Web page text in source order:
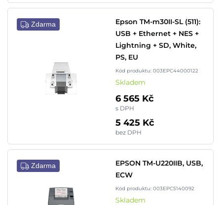
Zdarma
Epson TM-m30II-SL (511):
USB + Ethernet + NES +
Lightning + SD, White,
PS, EU
Kód produktu: 003EPC44000122
Skladem
6 565 Kč
s DPH
5 425 Kč
bez DPH
Zdarma
EPSON TM-U220IIB, USB,
ECW
Kód produktu: 003EPC5140092
Skladem